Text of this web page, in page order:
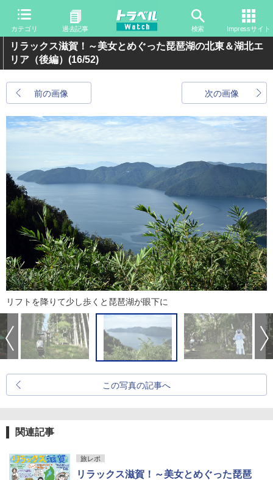
カテゴリ 過去記事 検索 Impressサイト
リラックス滋賀！～美女とめぐった琵琶湖の北東＆湖北エ
リア（後編） (16/52)
前の画像 次の画像
リフトを降りて少し歩くと琵琶湖が眼下に
この写真の記事へ
関連記事
旅レポ
リラックス滋賀！～美女とめぐった琵琶